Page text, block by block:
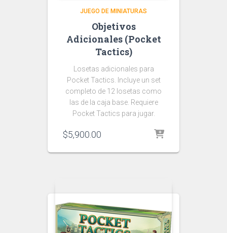
JUEGO DE MINIATURAS
Objetivos
Adicionales (Pocket
Tactics)
Losetas adicionales para
Pocket Tactics. Incluye un set
completo de 12 losetas como
las de la caja base. Requiere
Pocket Tactics para jugar.
$5,900.00